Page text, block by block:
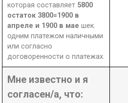
которая составляет 5800
остаток 3800=1900 в
апреле и 1900 в маешек.
одним платежом наличными
или согласно
договоренности о платежах.
Мне известно и я
согласен/а, что: